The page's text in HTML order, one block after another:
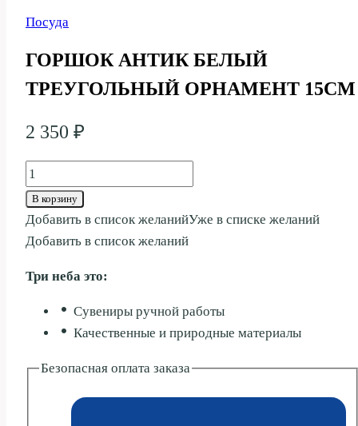
Посуда
ГОРШОК АНТИК БЕЛЫЙ
ТРЕУГОЛЬНЫЙ ОРНАМЕНТ 15СМ
2 350 ₽
Количество
товара
ГОРШОК
АНТИК
ТРЕУГОЛЬНЫЙ
В корзину
Добавить в список желанийУже в списке желаний
Добавить в список желаний
Три неба это:
Сувениры ручной работы
Качественные и природные материалы
Безопасная оплата заказа